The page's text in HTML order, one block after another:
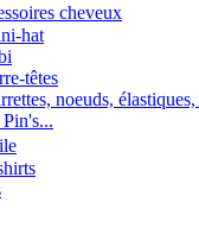
cheveux
hat
têtes
noeuds,